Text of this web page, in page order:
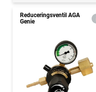
Reduceringsventil AGA
Genie